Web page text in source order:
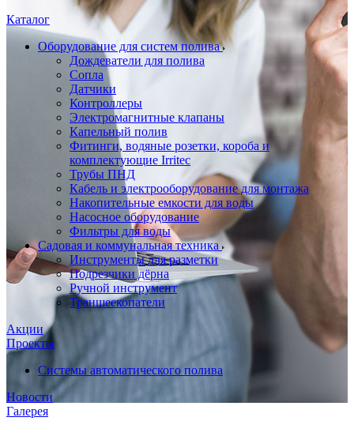
Каталог
Оборудование для систем полива
Дождеватели для полива
Сопла
Датчики
Контроллеры
Электромагнитные клапаны
Капельный полив
Фитинги, водяные розетки, короба и
комплектующие Irritec
Трубы ПНД
Кабель и электрооборудование для монтажа
Накопительные емкости для воды
Насосное оборудование
Фильтры для воды
Садовая и коммунальная техника
Инструменты для разметки
Подрезчики дёрна
Ручной инструмент
Траншеекопатели
Акции
Проекты
Системы автоматического полива
Новости
Галерея